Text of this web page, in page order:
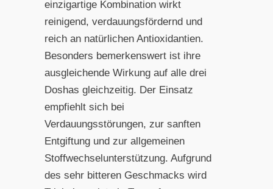
einzigartige Kombination wirkt
reinigend, verdauungsfördernd und
reich an natürlichen Antioxidantien.
Besonders bemerkenswert ist ihre
ausgleichende Wirkung auf alle drei
Doshas gleichzeitig. Der Einsatz
empfiehlt sich bei
Verdauungsstörungen, zur sanften
Entgiftung und zur allgemeinen
Stoffwechselunterstützung. Aufgrund
des sehr bitteren Geschmacks wird